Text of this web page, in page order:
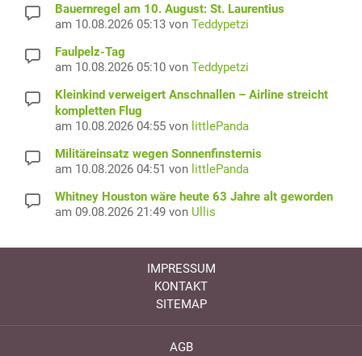
Bauernregel am 10. August: St. Laurentius
am 10.08.2026 05:13 von Teddypetzi
Faulpelz-Tag
am 10.08.2026 05:10 von Teddypetzi
Kleinkind verweigert Anschnallen – Airline streicht
kompletten Flug
am 10.08.2026 04:55 von littlePanda
Militäreinsatz wegen Sonnenfinsternis
am 10.08.2026 04:51 von littlePanda
Whitney Houston wäre heute 63 Jahre alt geworden
am 09.08.2026 21:49 von Ullis
IMPRESSUM
KONTAKT
SITEMAP
AGB